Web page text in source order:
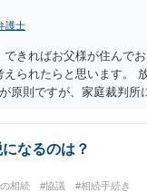
護士
きればお父様が住んで
られたらと思います。
原則ですが、家庭裁判所
ことができます。 銀行
ので、数年後に借金が発
が扱った相続放棄を検討
、サラ金に対する過払金
なるのは？
相続 #協議 #相続手続き